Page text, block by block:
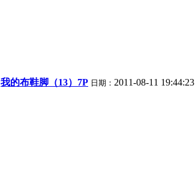
我的布鞋脚（13）7P 日期： 2011-08-11 19:44:23